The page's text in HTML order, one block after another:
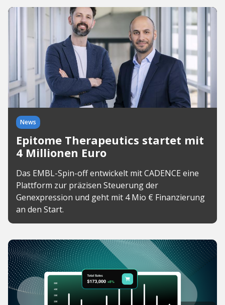
News
Epitome Therapeutics startet mit
4 Millionen Euro
Das EMBL-Spin-off entwickelt mit CADENCE eine
Plattform zur präzisen Steuerung der
Genexpression und geht mit 4 Mio € Finanzierung
an den Start.